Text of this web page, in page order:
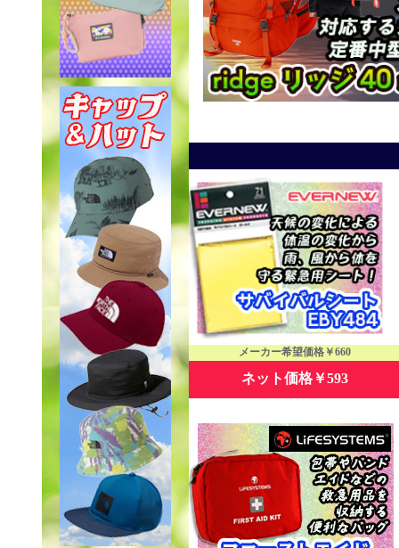
メーカー希望価格￥660
ネット価格￥593